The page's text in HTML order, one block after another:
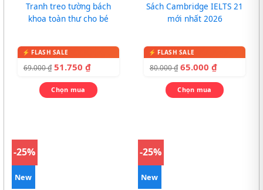
Tranh treo tường bách
khoa toàn thư cho bé
69.000₫ 51.750 ₫
Chọn mua
Sách Cambridge IELTS 21
mới nhất 2026
80.000₫ 65.000 ₫
Chọn mua
-25%
New
-25%
New